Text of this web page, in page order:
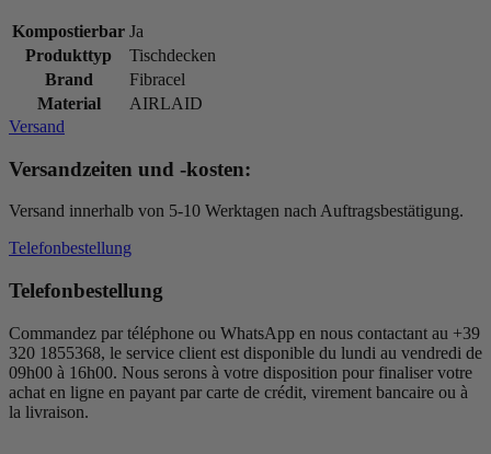
Kompostierbar Ja
Produkttyp
Tischdecken
Brand
Fibracel
Material
AIRLAID
Versand
Versandzeiten und -kosten:
Versand innerhalb von 5-10 Werktagen nach Auftragsbestätigung.
Telefonbestellung
Telefonbestellung
Commandez par téléphone ou WhatsApp en nous contactant au +39
320 1855368, le service client est disponible du lundi au vendredi de
09h00 à 16h00. Nous serons à votre disposition pour finaliser votre
achat en ligne en payant par carte de crédit, virement bancaire ou à
la livraison.